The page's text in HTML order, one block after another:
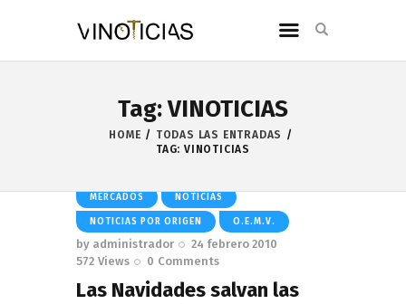
Tag: VINOTICIAS
HOME
TODAS LAS ENTRADAS
TAG: VINOTICIAS
MERCADOS NOTICIAS
NOTICIAS POR ORIGEN O.E.M.V.
by administrador
24 febrero 2010
572 Views 0 Comments
Las Navidades salvan las